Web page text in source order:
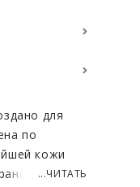
для
по
кожи
тепло
...ЧИТАТЬ